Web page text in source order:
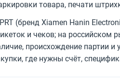
товара, печати
(бренд Xiamen Hanin
и чеков; на российском
происхождение партии
где нужны счёт,